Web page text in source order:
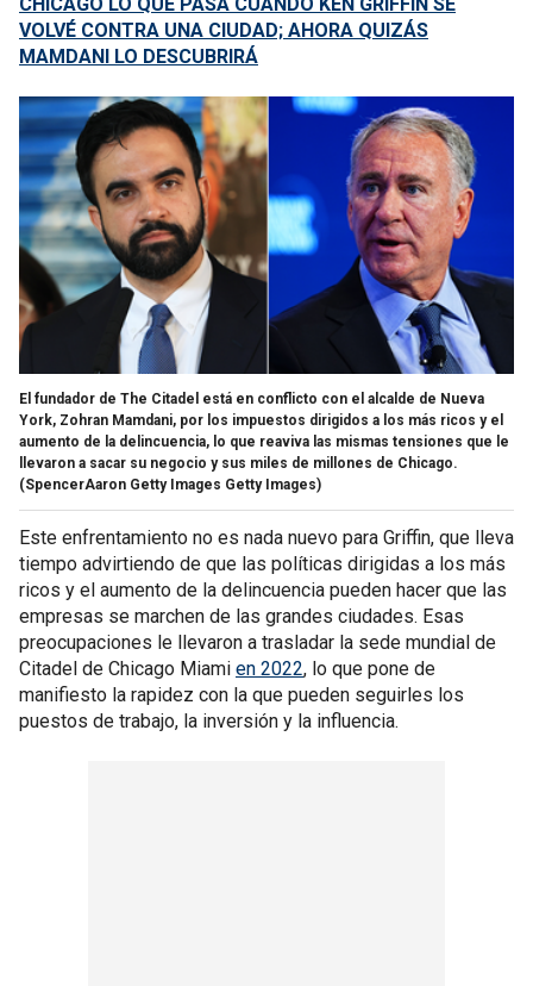
VOLVÉ CONTRA UNA CIUDAD; AHORA QUIZÁS
MAMDANI LO DESCUBRIRÁ
El fundador de The Citadel está en conflicto con el alcalde de Nueva
York, Zohran Mamdani, por los impuestos dirigidos a los más ricos y el
aumento de la delincuencia, lo que reaviva las mismas tensiones que le
llevaron a sacar su negocio y sus miles de millones de Chicago.
(SpencerAaron Getty Images Getty Images)
Este enfrentamiento no es nada nuevo para Griffin, que lleva
tiempo advirtiendo de que las políticas dirigidas a los más
ricos y el aumento de la delincuencia pueden hacer que las
empresas se marchen de las grandes ciudades. Esas
preocupaciones le llevaron a trasladar la sede mundial de
Citadel de Chicago Miami en 2022, lo que pone de
manifiesto la rapidez con la que pueden seguirles los
puestos de trabajo, la inversión y la influencia.